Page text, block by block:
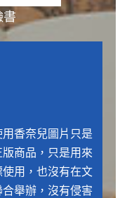
書
香奈兒圖片只是
商品，只是用來
用，也沒有在文
舉辦，沒有侵害